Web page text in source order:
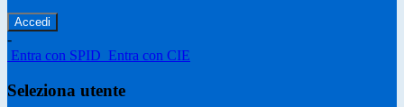
-
Entra con SPID Entra con CIE
Seleziona utente